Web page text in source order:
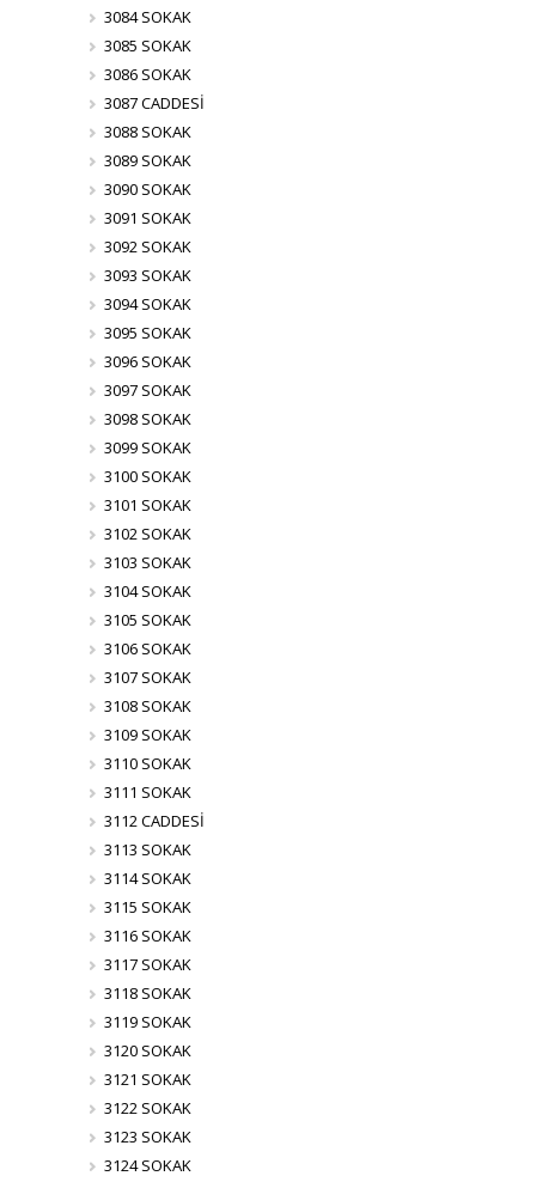
3084 SOKAK
3085 SOKAK
3086 SOKAK
3087 CADDESİ
3088 SOKAK
3089 SOKAK
3090 SOKAK
3091 SOKAK
3092 SOKAK
3093 SOKAK
3094 SOKAK
3095 SOKAK
3096 SOKAK
3097 SOKAK
3098 SOKAK
3099 SOKAK
3100 SOKAK
3101 SOKAK
3102 SOKAK
3103 SOKAK
3104 SOKAK
3105 SOKAK
3106 SOKAK
3107 SOKAK
3108 SOKAK
3109 SOKAK
3110 SOKAK
3111 SOKAK
3112 CADDESİ
3113 SOKAK
3114 SOKAK
3115 SOKAK
3116 SOKAK
3117 SOKAK
3118 SOKAK
3119 SOKAK
3120 SOKAK
3121 SOKAK
3122 SOKAK
3123 SOKAK
3124 SOKAK